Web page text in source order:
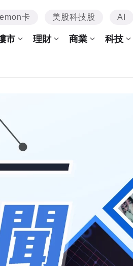
卡 美股科技股 AI
市 理財 商業 科技